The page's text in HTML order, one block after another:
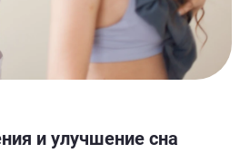
и улучшение сна